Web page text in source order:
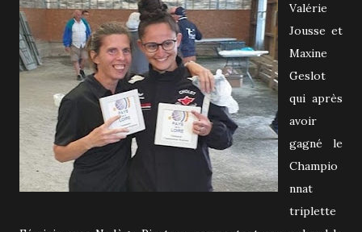
Valérie
Jousse et
Maxine
Geslot
qui après
avoir
gagné le
Champio
nnat
triplette